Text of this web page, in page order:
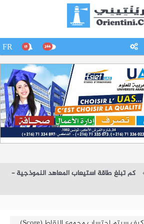
266
15
FR
كم تبلغ طاقة استيعاب المعاهد النموذجية -